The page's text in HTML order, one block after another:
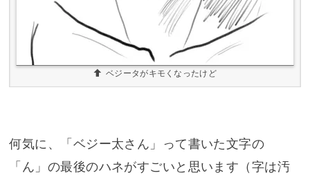
ベジータがキモくなったけど
何気に、「ベジー太さん」って書いた文字の
「ん」の最後のハネがすごいと思います（ 字は汚